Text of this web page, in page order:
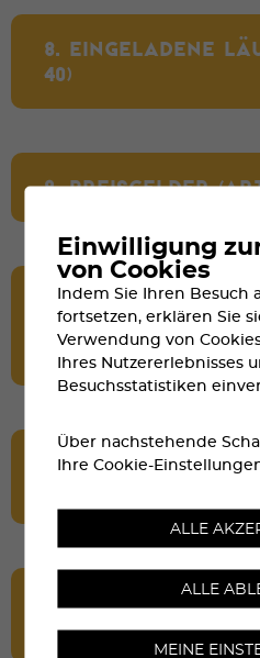
8. EINGELADENE
40)
9. PREISGELDER
10.
AUSSCHLUSS AUS
(ART. 45-48)
11. DOPING UND
12. GEISTIGES
DATENSCHUTZ
Einwilligung
von Cookies
Indem Sie Ihren Besuch
fortsetzen, erklären Sie
Verwendung von
Ihres Nutzererlebnisses
Besuchsstatistiken
Über nachstehende
Ihre Cookie-
ALLE
ALLE
MEINE